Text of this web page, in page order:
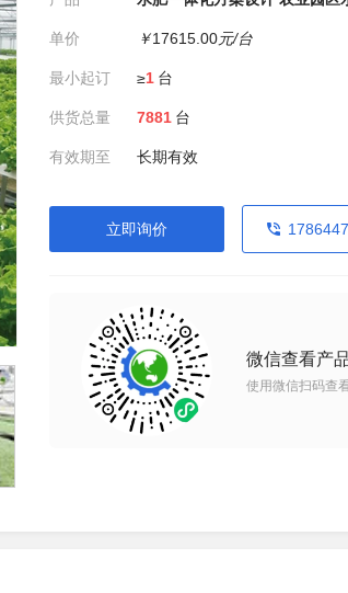
单价 ￥17615.00元/台
最小起订 ≥1 台
供货总量 7881 台
有效期至 长期有效
立即询价
微信查看产
使用微信扫码查